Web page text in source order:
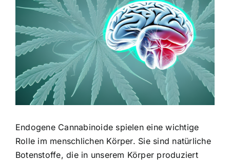
Bild
Endogene Cannabinoide spielen eine wichtige
Rolle im menschlichen Körper. Sie sind natürliche
Botenstoffe, die in unserem Körper produziert